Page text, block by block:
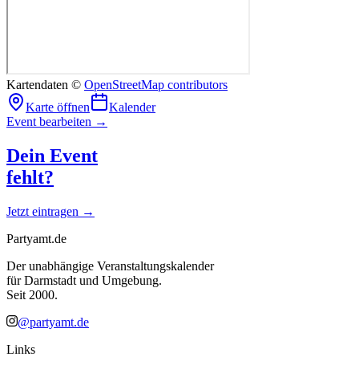
Kartendaten © OpenStreetMap contributors
Karte öffnen
Kalender
Event bearbeiten →
Dein Event
fehlt?
Jetzt eintragen →
Partyamt.de
Der unabhängige Veranstaltungskalender
für Darmstadt und Umgebung.
Seit 2000.
@partyamt.de
Links